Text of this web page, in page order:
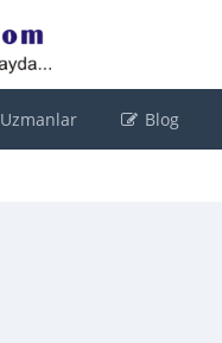
Uzmanlar Blog